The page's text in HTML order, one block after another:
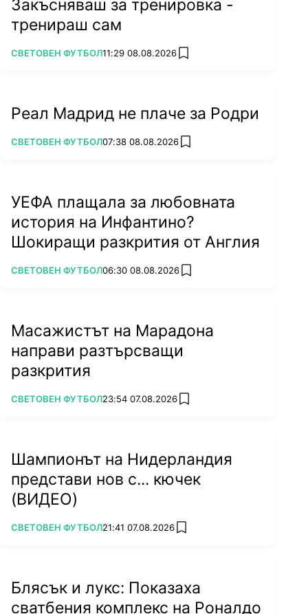
Закъсняваш за тренировка -
тренираш сам
ПОВЕЧЕ ОТ
СВЕТОВЕН ФУТБОЛ11:29 08.08.2026 add favorites
Реал Мадрид не плаче за Родри
ПОВЕЧЕ ОТ
СВЕТОВЕН ФУТБОЛ07:38 08.08.2026 add favorites
УЕФА плащала за любовната
история на Инфантино?
Шокиращи разкрития от Англия
ПОВЕЧЕ ОТ
СВЕТОВЕН ФУТБОЛ06:30 08.08.2026 add favorites
Масажистът на Марадона
направи разтърсващи
разкрития
ПОВЕЧЕ ОТ
СВЕТОВЕН ФУТБОЛ23:54 07.08.2026 add favorites
Шампионът на Нидерландия
представи нов с... кючек
(ВИДЕО)
ПОВЕЧЕ ОТ
СВЕТОВЕН ФУТБОЛ21:41 07.08.2026 add favorites
Блясък и лукс: Показаха
сватбения комплекс на Роналдо